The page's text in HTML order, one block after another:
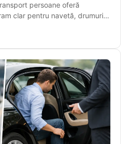
persoane oferă
clar pentru navetă, drumuri